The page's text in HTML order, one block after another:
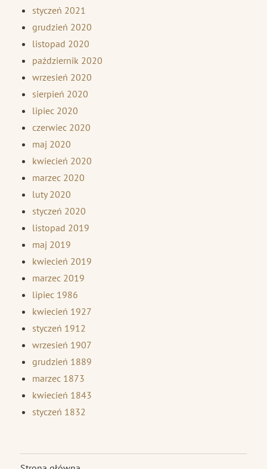
styczeń 2021
grudzień 2020
listopad 2020
październik 2020
wrzesień 2020
sierpień 2020
lipiec 2020
czerwiec 2020
maj 2020
kwiecień 2020
marzec 2020
luty 2020
styczeń 2020
listopad 2019
maj 2019
kwiecień 2019
marzec 2019
lipiec 1986
kwiecień 1927
styczeń 1912
wrzesień 1907
grudzień 1889
marzec 1873
kwiecień 1843
styczeń 1832